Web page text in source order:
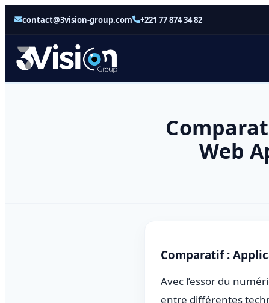
contact@3vision-group.com +221 77 874 34 82
Web
Comparatif :
Avec l’essor du
entre différentes